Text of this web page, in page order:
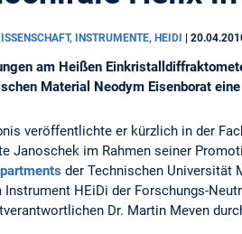
INSTRUMENTE, HEIDI |
am Heißen
Material Neodym Eisenborat
veröffentlichte er kürzlich in der
Janoschek im Rahmen seiner
der Technischen Universität
Instrument HEiDi der Forschungs-
Dr. Martin Meven